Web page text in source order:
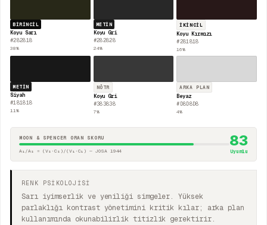
BIRINCIL
Koyu Sarı
#282818
38%
METIN
Koyu Gri
#282828
24%
İKINCIL
Koyu Kırmızı
#281818
16%
METIN
Siyah
#181818
11%
NÖTR
Koyu Gri
#383838
7%
ARKA PLAN
Beyaz
#D8D8D8
4%
MOON & SPENCER ORAN SKORU
A₁/A₂ = (V₂·C₂)/(V₁·C₁) — JOSA 1944
83
Uyumlu
RENK PSİKOLOJİSİ
Sarı iyimserlik ve yeniliği simgeler. Yüksek
parlaklığı kontrast yönetimini kritik kılar; arka plan
kullanımında okunabilirlik titizlik gerektirir.